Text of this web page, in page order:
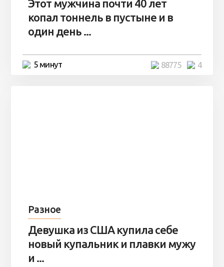
Этот мужчина почти 40 лет
копал тоннель в пустыне и в
один день ...
5 минут 4
88775
Разное
Девушка из США купила себе
новый купальник и плавки мужу
и ...